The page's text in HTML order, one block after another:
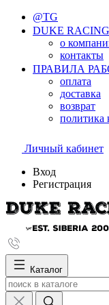
@TG
DUKE RACING
о
контакты
ПРАВИЛА
оплата
доставка
возврат
политика
Личный кабинет
Вход
Регистрация
Каталог